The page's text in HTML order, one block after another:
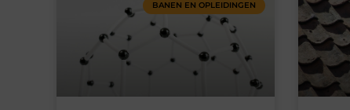
BANEN EN OPLEIDINGEN